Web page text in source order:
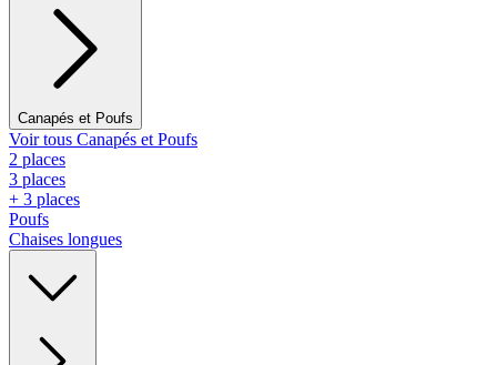
Canapés et Poufs
Voir tous Canapés et Poufs
2 places
3 places
+ 3 places
Poufs
Chaises longues